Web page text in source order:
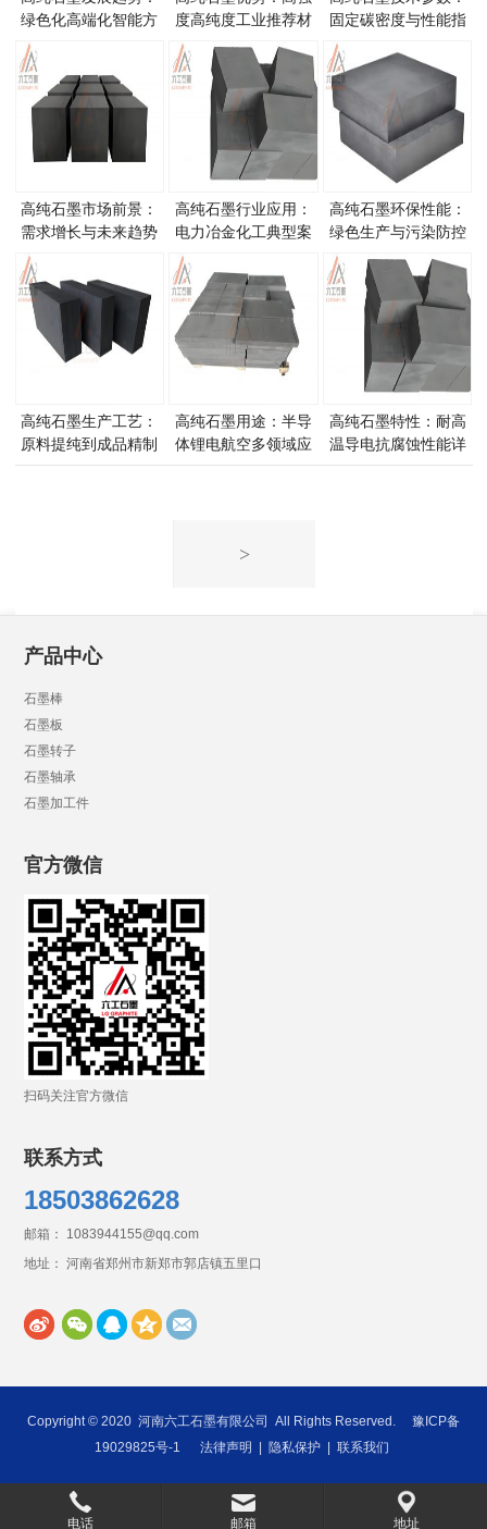
绿色化高端化智能方
度高纯度工业推荐材
固定碳密度与性能指
高纯石墨市场前景：
需求增长与未来趋势
高纯石墨行业应用：
电力冶金化工典型案
高纯石墨环保性能：
绿色生产与污染防控
高纯石墨生产工艺：
原料提纯到成品精制
流程
高纯石墨用途：半导
体锂电航空多领域应
用
高纯石墨特性：耐高
温导电抗腐蚀性能详
解
>
产品中心
石墨棒
石墨板
石墨转子
石墨轴承
石墨加工件
官方微信
扫码关注官方微信
联系方式
18503862628
邮箱： 1083944155@qq.com
地址： 河南省郑州市新郑市郭店镇五里口
Copyright © 2020 河南六工石墨有限公司 All Rights Reserved.
豫ICP备
19029825号-1
法律声明 隐私保护 联系我们
电话 邮箱 地址